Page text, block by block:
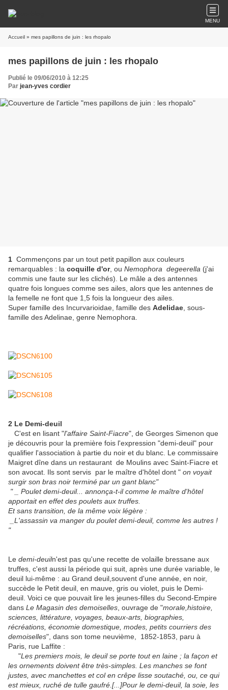
MENU
Accueil » mes papillons de juin : les rhopalo
mes papillons de juin : les rhopalo
Publié le 09/06/2010 à 12:25
Par jean-yves cordier
1 Commençons par un tout petit papillon aux couleurs
remarquables : la coquille d'or, ou Nemophora degeerella (j'ai
commis une faute sur les clichés). Le mâle a des antennes
quatre fois longues comme ses ailes, alors que les antennes de
la femelle ne font que 1,5 fois la longueur des ailes.
Super famille des Incurvarioidae, famille des Adelidae , sous-
famille des Adelinae, genre Nemophora.
2 Le Demi-deuil
C'est en lisant "l'affaire Saint-Fiacre", de Georges Simenon que
je découvris pour la première fois l'expression "demi-deuil" pour
qualifier l'association à partie du noir et du blanc. Le commissaire
Maigret dîne dans un restaurant de Moulins avec Saint-Fiacre et
son avocat. Ils sont servis par le maître d'hôtel dont " on voyait
surgir son bras noir terminé par un gant blanc"
" _ Poulet demi-deuil... annonça-t-il comme le maître d'hôtel
apportait en effet des poulets aux truffes.
Et sans transition, de la même voix légère :
_L'assassin va manger du poulet demi-deuil, comme les autres !
"
Le demi-deuiln'est pas qu'une recette de volaille bressane aux
truffes, c'est aussi la période qui suit, après une durée variable, le
deuil lui-même : au Grand deuil,souvent d'une année, en noir,
succède le Petit deuil, en mauve, gris ou violet, puis le Demi-
deuil. Voici ce que pouvait lire les jeunes-filles du Second-Empire
dans Le Magasin des demoiselles , ouvrage de "morale,histoire,
sciences, littérature, voyages, beaux-arts, biographies,
récréations, économie domestique, modes, petits courriers des
demoiselles", dans son tome neuvième, 1852-1853, paru à
Paris, rue Laffite :
"Les premiers mois, le deuil se porte tout en laine ; la façon et
les ornements doivent être très-simples. Les manches se font
justes, avec manchettes et col en crêpe lisse soutaché, ou, ce qui
est mieux, ruché de tulle gaufré.[...]Pour le demi-deuil, la soie, les